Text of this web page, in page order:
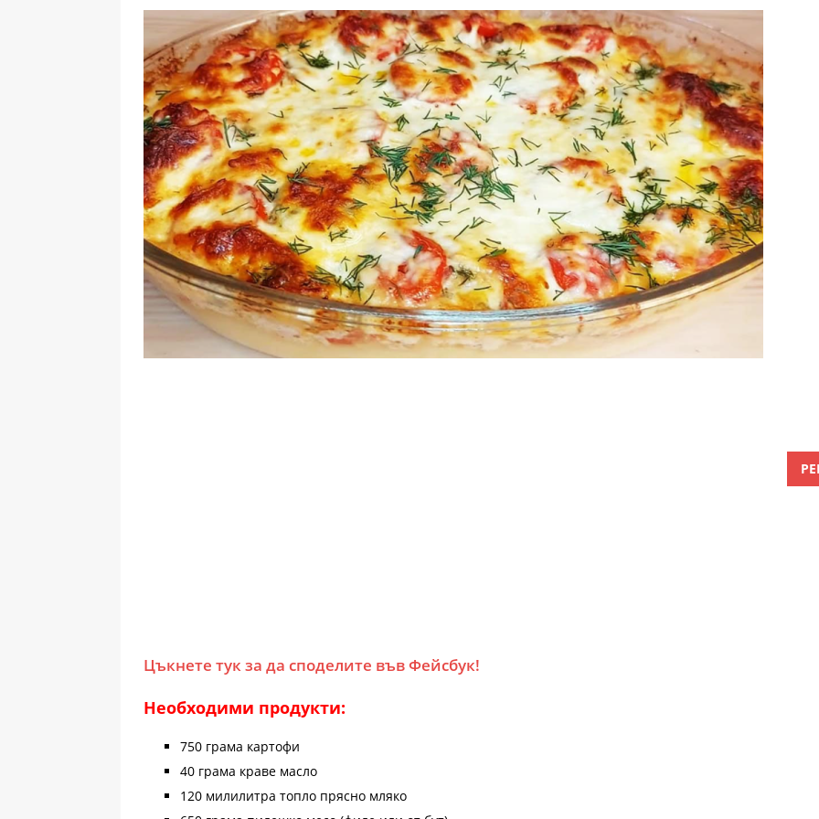
Цъкнете тук за да споделите във Фейсбук!
Необходими продукти:
750 грама картофи
40 грама краве масло
120 милилитра топло прясно мляко